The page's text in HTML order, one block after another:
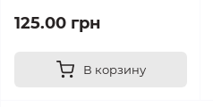
125.00 грн
В корзину